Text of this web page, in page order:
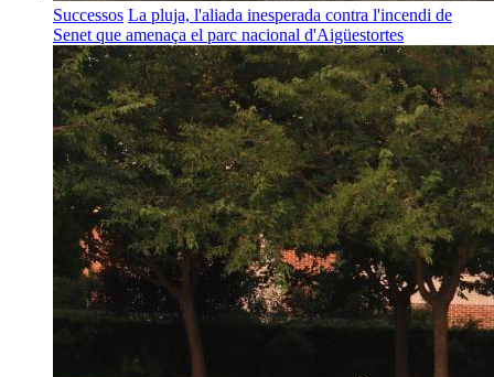
Successos La pluja, l'aliada inesperada contra l'incendi de
Senet que amenaça el parc nacional d'Aigüestortes